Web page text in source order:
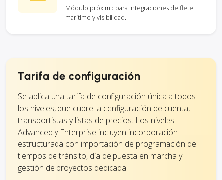
Módulo próximo para integraciones de flete
marítimo y visibilidad.
Tarifa de configuración
Se aplica una tarifa de configuración única a todos
los niveles, que cubre la configuración de cuenta,
transportistas y listas de precios. Los niveles
Advanced y Enterprise incluyen incorporación
estructurada con importación de programación de
tiempos de tránsito, día de puesta en marcha y
gestión de proyectos dedicada.